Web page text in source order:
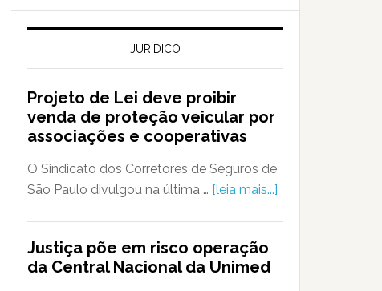
JURÍDICO
Projeto de Lei deve proibir
venda de proteção veicular por
associações e cooperativas
O Sindicato dos Corretores de Seguros de
São Paulo divulgou na última … [leia mais...]
Justiça põe em risco operação
da Central Nacional da Unimed